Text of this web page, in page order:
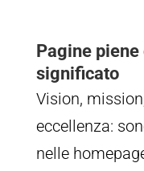
Pagine
significato
Vision,
eccellenza:
nelle